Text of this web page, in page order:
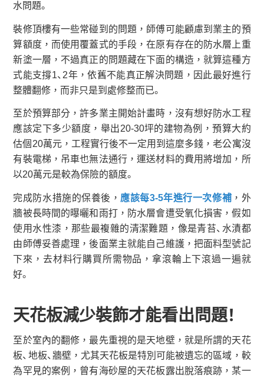
水問題。
裝修頂樓有一些常碰到的問題，師傅可能顧慮到業主的預
算額度，而使用覆蓋式的手段，在原有存在的防水層上重
新塗一層，不過真正的問題藏在下面的構造，就算這種方
式能支撐1、2年，依舊不能真正解決問題，因此最好進行
整體翻修，而非只是到處修整而已。
至於預算部分，許多業主開始計畫時，沒有想好防水工程
應該定下多少額度，舉出20-30坪的建物為例，預算大約
估個20萬元，工程實行後不一定用到這麼多錢，老公寓沒
有裝電梯，吊車也無法通行，運送材料的費用將增加，所
以20萬元是較為保險的額度。
完成防水措施的保養後， 應該每3-5年進行一次修補 ，外
牆被長時間的曝曬和雨打，防水層會遭受氧化損害，假如
使用水性漆，那些最複雜的清潔難題，像是青苔、水漬都
由師傅妥善處理，後面業主就能自己維護，把面料型號記
下來，去材料行購買所需物品，拿滾輪上下滾過一遍就
好。
天花板減少裝飾才能看出問題！
至於室內的翻修，最先重視的是天地壁，就是所謂的天花
板、地板、牆壁，尤其天花板是特別可能被遺忘的區域，較
為罕見的案例，曾有海砂屋的天花板露出脫落痕跡，某一